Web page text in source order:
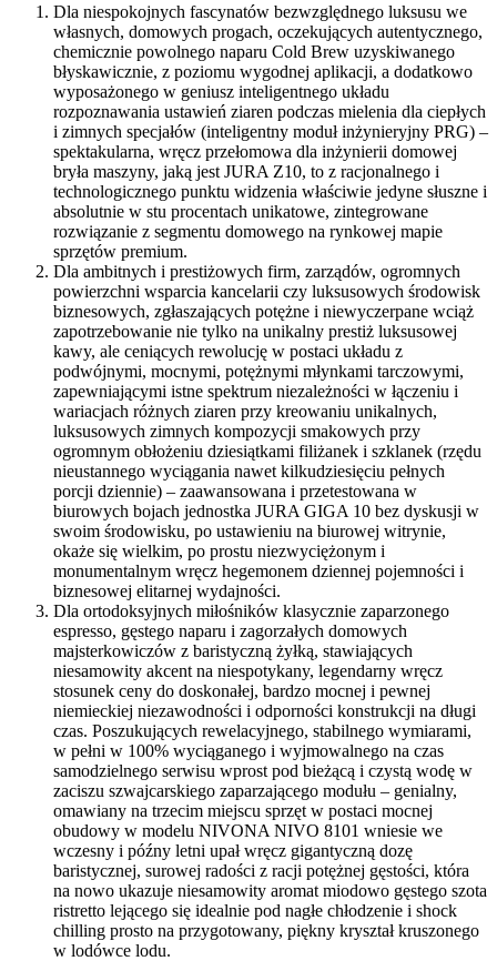
Dla niespokojnych fascynatów bezwzględnego luksusu we
własnych, domowych progach, oczekujących autentycznego,
chemicznie powolnego naparu Cold Brew uzyskiwanego
błyskawicznie, z poziomu wygodnej aplikacji, a dodatkowo
wyposażonego w geniusz inteligentnego układu
rozpoznawania ustawień ziaren podczas mielenia dla ciepłych
i zimnych specjałów (inteligentny moduł inżynieryjny PRG) –
spektakularna, wręcz przełomowa dla inżynierii domowej
bryła maszyny, jaką jest JURA Z10, to z racjonalnego i
technologicznego punktu widzenia właściwie jedyne słuszne i
absolutnie w stu procentach unikatowe, zintegrowane
rozwiązanie z segmentu domowego na rynkowej mapie
sprzętów premium.
Dla ambitnych i prestiżowych firm, zarządów, ogromnych
powierzchni wsparcia kancelarii czy luksusowych środowisk
biznesowych, zgłaszających potężne i niewyczerpane wciąż
zapotrzebowanie nie tylko na unikalny prestiż luksusowej
kawy, ale ceniących rewolucję w postaci układu z
podwójnymi, mocnymi, potężnymi młynkami tarczowymi,
zapewniającymi istne spektrum niezależności w łączeniu i
wariacjach różnych ziaren przy kreowaniu unikalnych,
luksusowych zimnych kompozycji smakowych przy
ogromnym obłożeniu dziesiątkami filiżanek i szklanek (rzędu
nieustannego wyciągania nawet kilkudziesięciu pełnych
porcji dziennie) – zaawansowana i przetestowana w
biurowych bojach jednostka JURA GIGA 10 bez dyskusji w
swoim środowisku, po ustawieniu na biurowej witrynie,
okaże się wielkim, po prostu niezwyciężonym i
monumentalnym wręcz hegemonem dziennej pojemności i
biznesowej elitarnej wydajności.
Dla ortodoksyjnych miłośników klasycznie zaparzonego
espresso, gęstego naparu i zagorzałych domowych
majsterkowiczów z baristyczną żyłką, stawiających
niesamowity akcent na niespotykany, legendarny wręcz
stosunek ceny do doskonałej, bardzo mocnej i pewnej
niemieckiej niezawodności i odporności konstrukcji na długi
czas. Poszukujących rewelacyjnego, stabilnego wymiarami,
w pełni w 100% wyciąganego i wyjmowalnego na czas
samodzielnego serwisu wprost pod bieżącą i czystą wodę w
zaciszu szwajcarskiego zaparzającego modułu – genialny,
omawiany na trzecim miejscu sprzęt w postaci mocnej
obudowy w modelu NIVONA NIVO 8101 wniesie we
wczesny i późny letni upał wręcz gigantyczną dozę
baristycznej, surowej radości z racji potężnej gęstości, która
na nowo ukazuje niesamowity aromat miodowo gęstego szota
ristretto lejącego się idealnie pod nagłe chłodzenie i shock
chilling prosto na przygotowany, piękny kryształ kruszonego
w lodówce lodu.